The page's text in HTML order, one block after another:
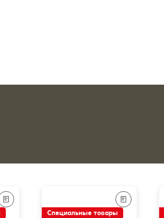
Специальные товары